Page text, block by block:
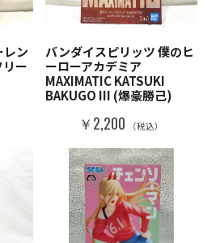
レン
ー
バンダイスピリッツ 僕のヒ
ーローアカデミア
MAXIMATIC KATSUKI
BAKUGO III (爆豪勝己)
￥2,200 （税込）